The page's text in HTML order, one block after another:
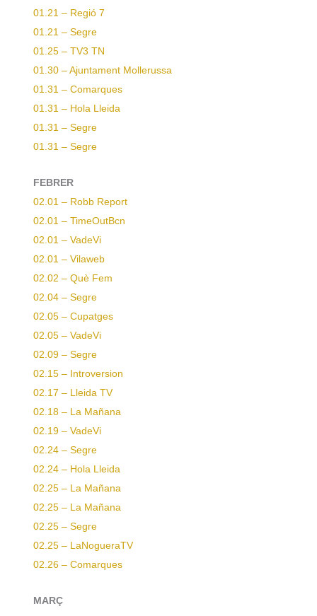
01.21 – Regió 7
01.21 – Segre
01.25 – TV3 TN
01.30 – Ajuntament Mollerussa
01.31 – Comarques
01.31 – Hola Lleida
01.31 – Segre
01.31 – Segre
FEBRER
02.01 – Robb Report
02.01 – TimeOutBcn
02.01 – VadeVi
02.01 – Vilaweb
02.02 – Què Fem
02.04 – Segre
02.05 – Cupatges
02.05 – VadeVi
02.09 – Segre
02.15 – Introversion
02.17 – Lleida TV
02.18 – La Mañana
02.19 – VadeVi
02.24 – Segre
02.24 – Hola Lleida
02.25 – La Mañana
02.25 – La Mañana
02.25 – Segre
02.25 – LaNogueraTV
02.26 – Comarques
MARÇ